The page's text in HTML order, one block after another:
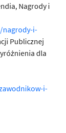
Nagrody i
nagrody-i-
Publicznej
dla
i-